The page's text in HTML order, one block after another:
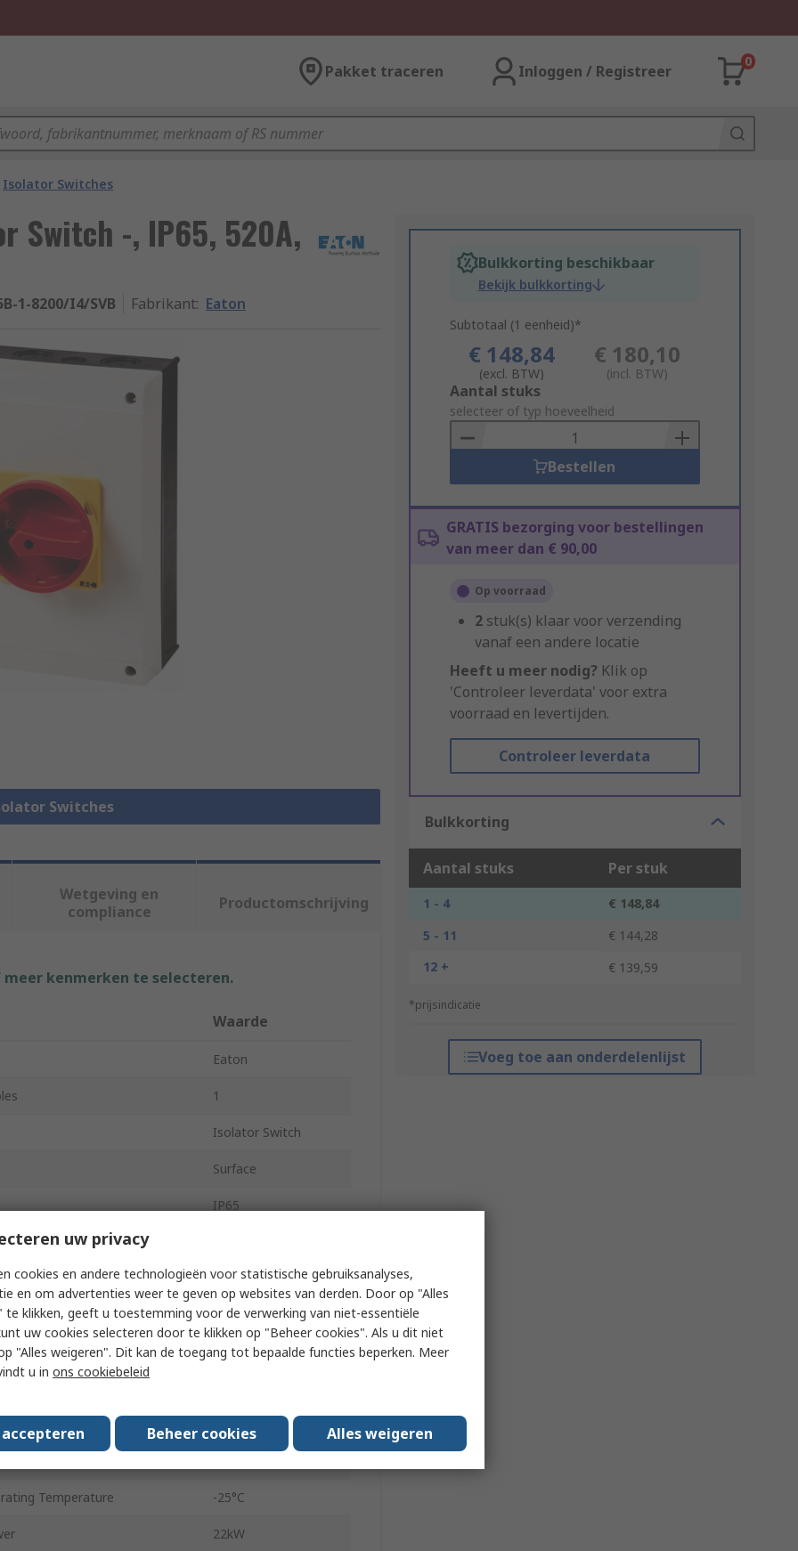
Pakket traceren Inloggen / Registreer
0
Isolator Switches
Switch -, IP65, 520A,
1-8200/I4/SVB Fabrikant: Eaton
Switches
Bulkkorting beschikbaar
Bekijk bulkkorting
Subtotaal (1 eenheid)*
€ 148,84
(excl. BTW)
€ 180,10
(incl. BTW)
Add
to
Basket
Aantal stuks
selecteer of typ hoeveelheid
Bestellen
GRATIS bezorging voor bestellingen
van meer dan € 90,00
Op voorraad
2 stuk(s) klaar voor verzending
vanaf een andere locatie
Heeft u meer nodig? Klik op
'Controleer leverdata' voor extra
voorraad en levertijden.
Controleer leverdata
Bulkkorting
Aantal stuks Per stuk
1 - 4
€ 148,84
5 - 11
€ 144,28
12 +
€ 139,59
*prijsindicatie
Voeg toe aan onderdelenlijst
Wetgeving en
compliance
Productomschrijving
kenmerken te selecteren.
Waarde
Eaton
1
Isolator Switch
Surface
IP65
Red
T5B
520A
Available Yes
Temperature -25°C
22kW
uw privacy
cookies en andere technologieën voor statistische gebruiksanalyses,
en om advertenties weer te geven op websites van derden. Door op "Alles
te klikken, geeft u toestemming voor de verwerking van niet-essentiële
uw cookies selecteren door te klikken op "Beheer cookies". Als u dit niet
"Alles weigeren". Dit kan de toegang tot bepaalde functies beperken. Meer
u in ons cookiebeleid
Beheer cookies Alles weigeren